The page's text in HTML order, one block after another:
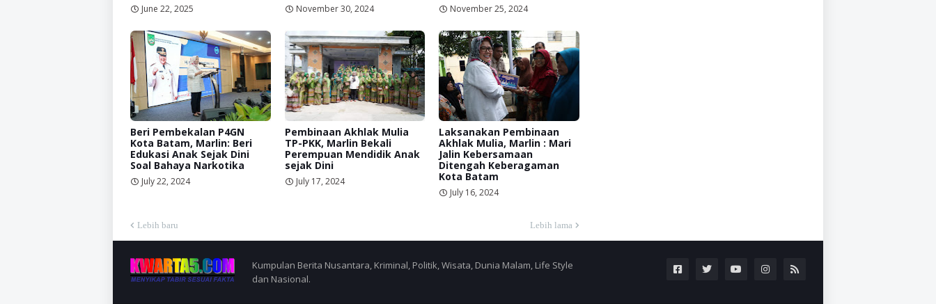
June 22, 2025 November 30, 2024 November 25, 2024
Beri Pembekalan P4GN
Kota Batam, Marlin: Beri
Edukasi Anak Sejak Dini
Soal Bahaya Narkotika
July 22, 2024
Pembinaan Akhlak Mulia
TP-PKK, Marlin Bekali
Perempuan Mendidik Anak
sejak Dini
July 17, 2024
Laksanakan Pembinaan
Akhlak Mulia, Marlin : Mari
Jalin Kebersamaan
Ditengah Keberagaman
Kota Batam
July 16, 2024
Lebih baru Lebih lama
Kumpulan Berita Nusantara, Kriminal, Politik, Wisata, Dunia Malam, Life Style
dan Nasional.